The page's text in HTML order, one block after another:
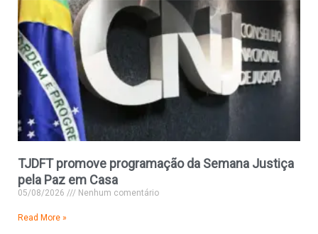
TJDFT promove programação da Semana Justiça
pela Paz em Casa
05/08/2026 Nenhum comentário
Read More »